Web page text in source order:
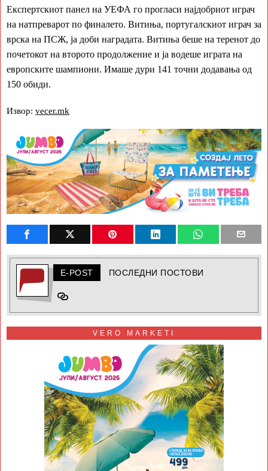
Експертскиот панел на УЕФА го прогласи најдобриот играч
на натпреварот по финалето. Витиња, португалскиот играч за
врска на ПСЖ, ја доби наградата. Витиња беше на теренот до
почетокот на второто продолжение и ја водеше играта на
европските шампиони. Имаше дури 141 точни додавања од
150 обиди.
Извор: vecer.mk
E-POST ПОСЛЕДНИ ПОСТОВИ
VERO MARKETI